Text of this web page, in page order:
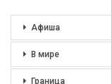
Афиша
В мире
Граница